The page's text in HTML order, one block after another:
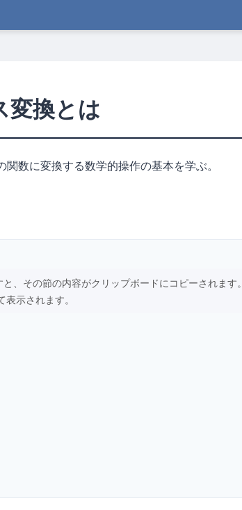
変換とは
数に変換する数学的操作の基本を学ぶ。
と、その節の内容がクリップボードにコピーされます。
示されます。